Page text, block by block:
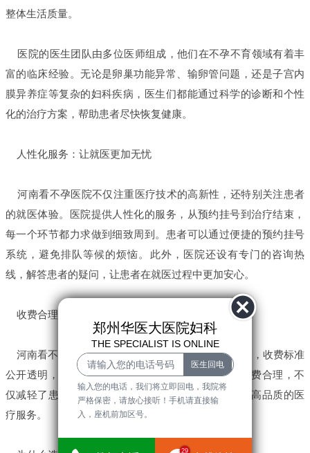
整体生活质量。
医院的医生团队由多位医师组成，他们在不孕不育领域有着丰
富的临床经验。无论是卵巢功能异常、输卵管问题，还是子宫内
膜异养症等复杂的妇科疾病，医生们都能通过科学的诊断和个性
化的治疗方案，帮助患者尽快恢复健康。
人性化服务：让就医更加无忧
河南看不孕医院不仅注重医疗技术的高新性，还特别关注患者
的就医体验。医院提供人性化的服务，从预约挂号到治疗结束，
每一个环节都力求做到细致周到。患者可以通过便捷的预约挂号
系统，避免排队等候的烦恼。此外，医院还设有专门的咨询热
线，解答患者的疑问，让患者在就医过程中更加安心。
收费合理，医保定点：让高品质医疗服务更加普惠
河南看不孕医院始终坚持“以患者为中心”的服务理念，收费标准
公开透明，严格按照医保定点的要求执行。医院的收费合理，不
仅减轻了患者的经济负担，也让更多的人能够享受到高品质的医
疗服务。
郑州华医大医院妇科
THE SPECIALIST IS ONLINE
输入您的电话，我们将立即回电，我院将
严格保密，请放心接听！手机请直接输
入，座机前加区号。
29